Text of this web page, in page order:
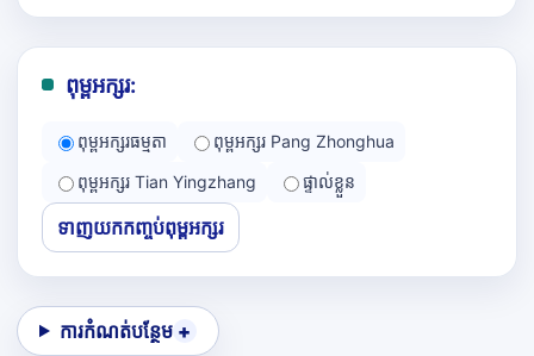
ពុម្ពអក្សរ:
ពុម្ពអក្សរធម្មតា
ពុម្ពអក្សរ Pang Zhonghua
ពុម្ពអក្សរ Tian Yingzhang
ផ្ទាល់ខ្លួន
ទាញយកកញ្ចប់ពុម្ពអក្សរ
ការកំណត់បន្ថែម